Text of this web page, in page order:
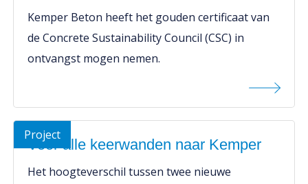
Kemper Beton heeft het gouden certificaat van
de Concrete Sustainability Council (CSC) in
ontvangst mogen nemen.
Project
Voor alle keerwanden naar Kemper
Het hoogteverschil tussen twee nieuwe